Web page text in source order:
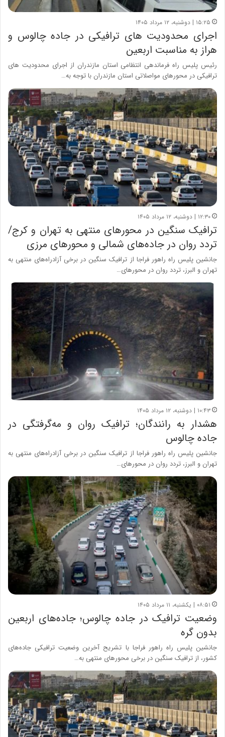
۱۵:۲۵ | دوشنبه، ۱۲ مرداد ۱۴۰۵
اجرای محدودیت های ترافیکی در جاده چالوس و
هراز به مناسبت اربعین
رئیس پلیس راه فرماندهی انتظامی استان مازندران از اجرای محدودیت های
ترافیکی در محورهای مواصلاتی استان مازندران با توجه به…
۱۲:۳۰ | دوشنبه، ۱۲ مرداد ۱۴۰۵
ترافیک سنگین در محور‌های منتهی به تهران و کرج/
تردد روان در جاده‌های شمالی و محور‌های مرزی
جانشین پلیس راه راهور فراجا از ترافیک سنگین در برخی آزادراه‌های منتهی به
تهران و البرز، تردد روان در محور‌های…
۱۰:۴۳ | دوشنبه، ۱۲ مرداد ۱۴۰۵
هشدار به رانندگان؛ ترافیک روان و مه‌گرفتگی در
جاده چالوس
جانشین پلیس راه راهور فراجا از ترافیک سنگین در برخی آزادراه‌های منتهی به
تهران و البرز، تردد روان در محورهای…
۰۸:۵۱ | یکشنبه، ۱۱ مرداد ۱۴۰۵
وضعیت ترافیک در جاده چالوس؛ جاده‌های اربعین
بدون گره
جانشین پلیس راه راهور فراجا با تشریح آخرین وضعیت ترافیکی جاده‌های
کشور، از ترافیک سنگین در برخی محورهای منتهی به…